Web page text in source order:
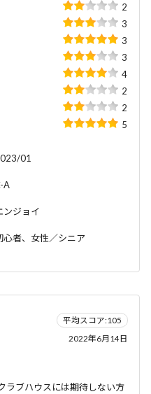
2
3
3
3
4
2
2
5
01
A
ンジョイ
心者、女性／シニア
平均スコア:105
2022年6月14日
ラブハウスには期待しない方